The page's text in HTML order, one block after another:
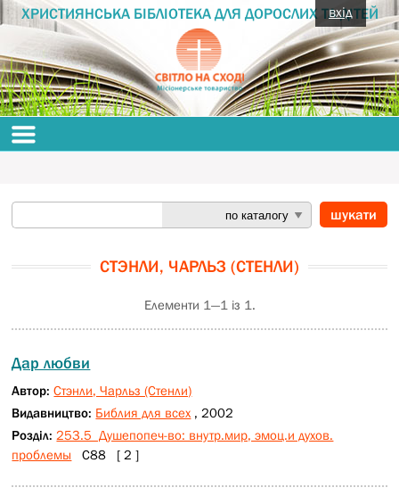
ХРИСТИЯНСЬКА БІБЛІОТЕКА ДЛЯ ДОРОСЛИХ ТА ДІТЕЙ
СТЭНЛИ, ЧАРЛЬЗ (СТЕНЛИ)
Елементи 1—1 із 1.
Дар любви
Автор:Стэнли, Чарльз (Стенли)
Видавництво: Библия для всех , 2002
Розділ: 253.5 Душепопеч-во: внутр.мир, эмоц.и духов.
проблемы С88 [ 2 ]
вхід